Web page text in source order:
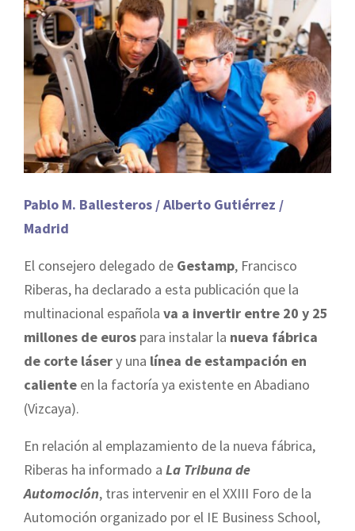
Pablo M. Ballesteros / Alberto Gutiérrez /
Madrid
El consejero delegado de Gestamp, Francisco
Riberas, ha declarado a esta publicación que la
multinacional española va a invertir entre 20 y 25
millones de euros para instalar la nueva fábrica
de corte lásery una línea de estampación en
caliente en la factoría ya existente en Abadiano
(Vizcaya).
En relación al emplazamiento de la nueva fábrica,
Riberas ha informado a La Tribuna de
Automoción, tras intervenir en el XXIII Foro de la
Automoción organizado por el IE Business School,